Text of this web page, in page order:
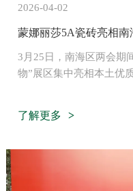
2026-04-02
3月25日，南海区两会期
物”展区集中亮相本土优
与高端设计，成为展区
了解更多